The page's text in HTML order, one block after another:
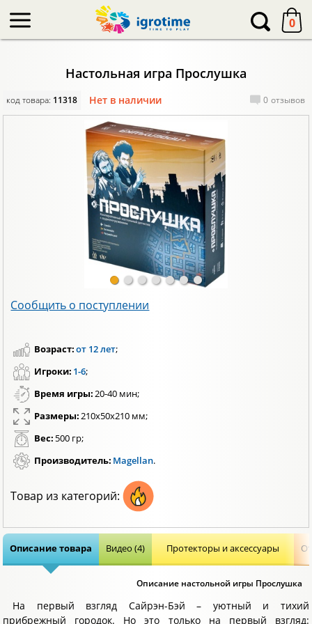
0
Настольная игра Прослушка
код товара: 11318 Нет в наличии 0 отзывов
Сообщить о поступлении
Возраст:от 12 лет;
Игроки: 1-6;
Время игры:20-40 мин;
Размеры:210x50x210 мм;
Вес: 500 гр;
Производитель: Magellan.
Товар из категорий:
Описание товара Видео (4) Протекторы и аксессуары
Описание настольной игры Прослушка
На первый взгляд Сайрэн-Бэй – уютный и тихий
прибрежный городок. Но это только на первый взгляд: